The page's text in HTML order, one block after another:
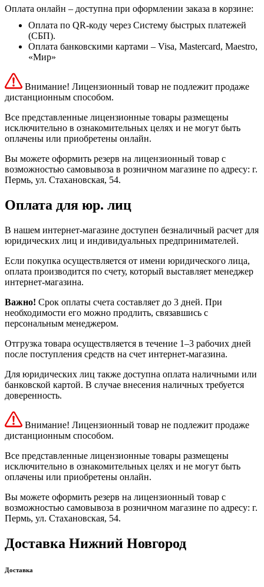
Оплата онлайн – доступна при оформлении заказа в корзине:
Оплата по QR-коду через Систему быстрых платежей
(СБП).
Оплата банковскими картами – Visa, Mastercard, Maestro,
«Мир»
Внимание! Лицензионный товар не подлежит продаже
дистанционным способом.
Все представленные лицензионные товары размещены
исключительно в ознакомительных целях и не могут быть
оплачены или приобретены онлайн.
Вы можете оформить резерв на лицензионный товар с
возможностью самовывоза в розничном магазине по адресу: г.
Пермь, ул. Стахановская, 54.
Оплата для юр. лиц
В нашем интернет-магазине доступен безналичный расчет для
юридических лиц и индивидуальных предпринимателей.
Если покупка осуществляется от имени юридического лица,
оплата производится по счету, который выставляет менеджер
интернет-магазина.
Важно! Срок оплаты счета составляет до 3 дней. При
необходимости его можно продлить, связавшись с
персональным менеджером.
Отгрузка товара осуществляется в течение 1–3 рабочих дней
после поступления средств на счет интернет-магазина.
Для юридических лиц также доступна оплата наличными или
банковской картой. В случае внесения наличных требуется
доверенность.
Внимание! Лицензионный товар не подлежит продаже
дистанционным способом.
Все представленные лицензионные товары размещены
исключительно в ознакомительных целях и не могут быть
оплачены или приобретены онлайн.
Вы можете оформить резерв на лицензионный товар с
возможностью самовывоза в розничном магазине по адресу: г.
Пермь, ул. Стахановская, 54.
Доставка Нижний Новгород
Доставка